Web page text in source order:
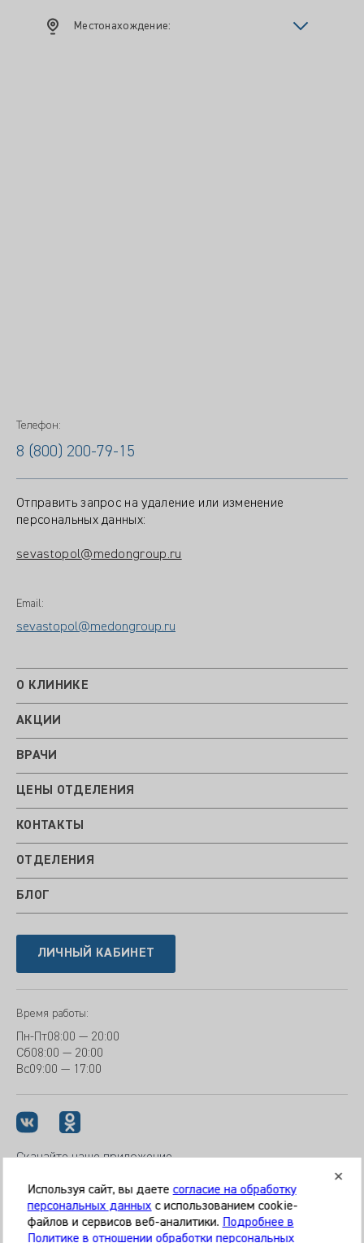
Местонахождение:
Телефон:
8 (800) 200-79-15
Отправить запрос на удаление или изменение
персональных данных:
sevastopol@medongroup.ru
Email:
sevastopol@medongroup.ru
О КЛИНИКЕ
АКЦИИ
ВРАЧИ
ЦЕНЫ ОТДЕЛЕНИЯ
КОНТАКТЫ
ОТДЕЛЕНИЯ
БЛОГ
ЛИЧНЫЙ КАБИНЕТ
Время работы:
Пн-Пт08:00 — 20:00
Сб08:00 — 20:00
Вс09:00 — 17:00
Скачайте наше приложение
© 2026 Клиника «МЕДИКАЛ ОН ГРУП»
Используя сайт, вы даете согласие на обработку
персональных данныхс использованием cookie-
файлов и сервисов веб-аналитики. Подробнее в
Политике в отношении обработки персональных